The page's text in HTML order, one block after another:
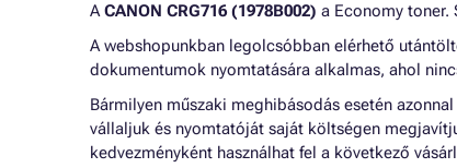
ACANON CRG716 (1978B002) a Economy toner.
A webshopunkban legolcsóbban elérhető
dokumentumok nyomtatására alkalmas, ahol
Bármilyen műszaki meghibásodás esetén
vállaljuk és nyomtatóját saját költségen
kedvezményként használhat fel a következő